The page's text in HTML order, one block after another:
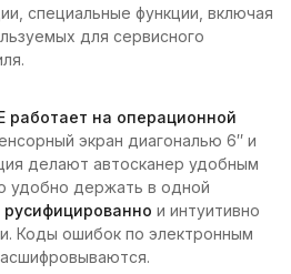
специальные функции, включая
для сервисного
работает на операционной
экран диагональю 6″ и
делают автосканер удобным
удобно держать в одной
русифицированно и интуитивно
Коды ошибок по электронным